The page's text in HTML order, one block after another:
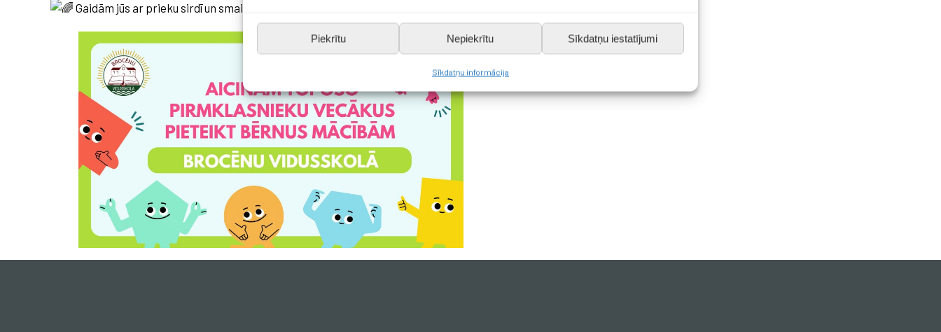
Piekrītu Nepiekrītu Sīkdatņu iestatījumi
Sīkdatņu informācija
Gaidām jūs ar prieku sirdī un smaidu sejā!